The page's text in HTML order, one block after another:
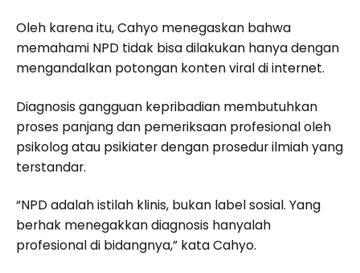
Oleh karena itu, Cahyo menegaskan bahwa
memahami NPD tidak bisa dilakukan hanya dengan
mengandalkan potongan konten viral di internet.
Diagnosis gangguan kepribadian membutuhkan
proses panjang dan pemeriksaan profesional oleh
psikolog atau psikiater dengan prosedur ilmiah yang
terstandar.
“NPD adalah istilah klinis, bukan label sosial. Yang
berhak menegakkan diagnosis hanyalah
profesional di bidangnya,” kata Cahyo.